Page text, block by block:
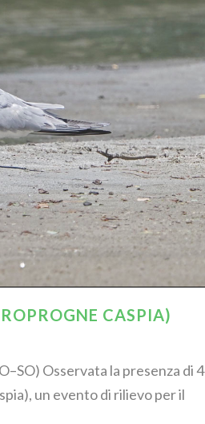
CASPIA)
Osservata la presenza di 4
un evento di rilievo per il